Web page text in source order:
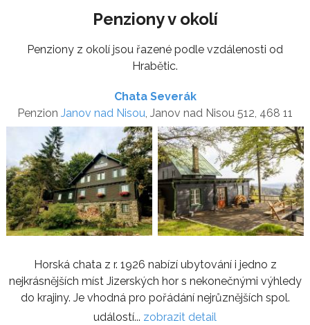
Penziony v okolí
Penziony z okolí jsou řazené podle vzdálenosti od
Hrabětic.
Chata Severák
Penzion Janov nad Nisou, Janov nad Nisou 512, 468 11
Horská chata z r. 1926 nabízí ubytování i jedno z
nejkrásnějších míst Jizerských hor s nekonečnými výhledy
do krajiny. Je vhodná pro pořádání nejrůznějších spol.
událostí... zobrazit detail